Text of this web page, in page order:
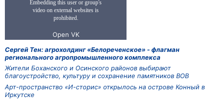
Сергей Тен: агрохолдинг «Белореченское» - флагман
регионального агропромышленного комплекса
Жители Боханского и Осинского районов выбирают
благоустройство, культуру и сохранение памятников ВОВ
Арт-пространство «И-сторис» открылось на острове Конный в
Иркутске